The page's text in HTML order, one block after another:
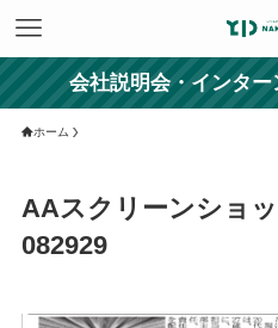
会社説明会・インタ
ホーム
AAスクリーンショ
082929